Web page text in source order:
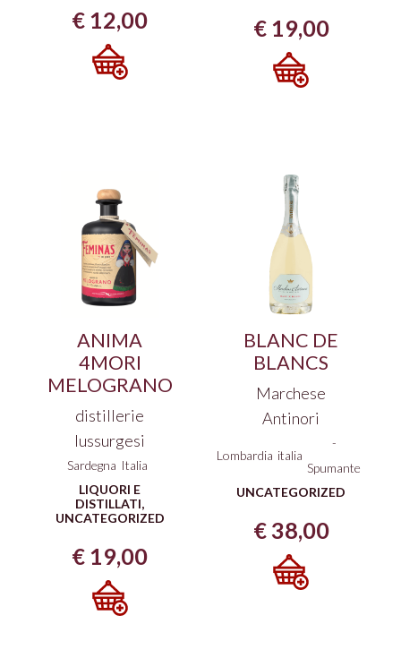
€ 12,00 €19,00
ANIMA
4MORI
MELOGRANO
distillerie
lussurgesi
Sardegna Italia
LIQUORI E
DISTILLATI,
UNCATEGORIZED
€ 19,00
BLANC DE
BLANCS
Marchese
Antinori
Lombardia italia
-
Spumante
UNCATEGORIZED
€38,00